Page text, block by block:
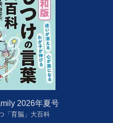
2026年夏号
「育脳」大百科